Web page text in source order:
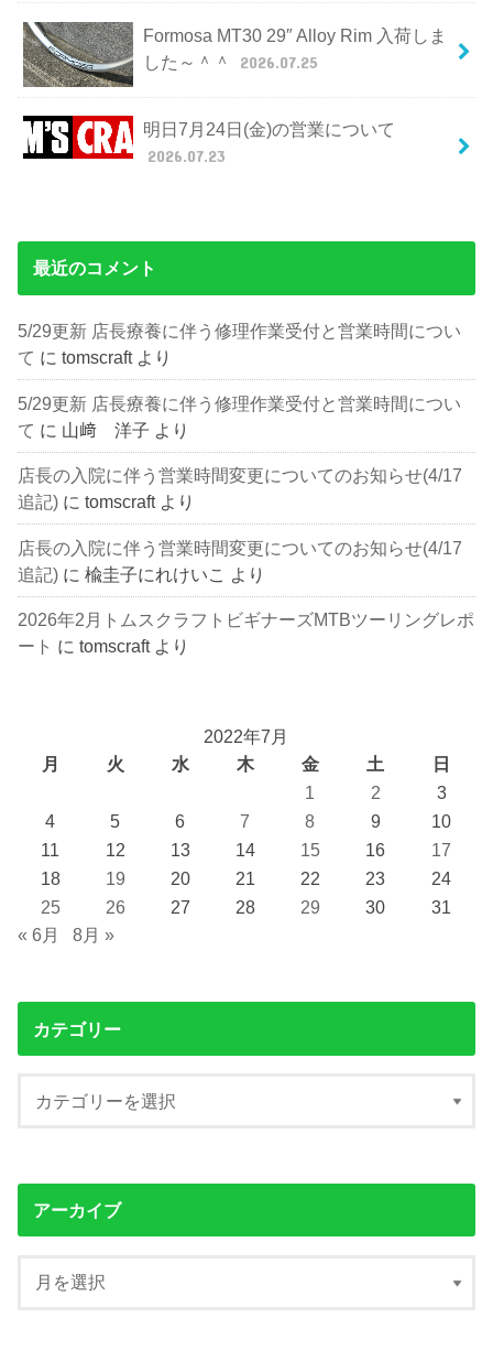
Formosa MT30 29″ Alloy Rim 入荷しま
した～＾＾
2026.07.25
明日7月24日(金)の営業について
2026.07.23
最近のコメント
5/29更新 店長療養に伴う修理作業受付と営業時間につい
て にtomscraftより
5/29更新 店長療養に伴う修理作業受付と営業時間につい
て に 山﨑 洋子 より
店長の入院に伴う営業時間変更についてのお知らせ(4/17
追記) にtomscraftより
店長の入院に伴う営業時間変更についてのお知らせ(4/17
追記) に楡圭子にれけいこ より
2026年2月トムスクラフトビギナーズMTBツーリングレポ
ート にtomscraftより
2022年7月
月
火 水 木 金 土
日
1
2
3
4
5 6 7 8 9
10
11
12 13 14 15 16
17
18
19 20 21 22 23
24
25
26 27 28 29 30
31
« 6月
8月 »
カテゴリー
アーカイブ